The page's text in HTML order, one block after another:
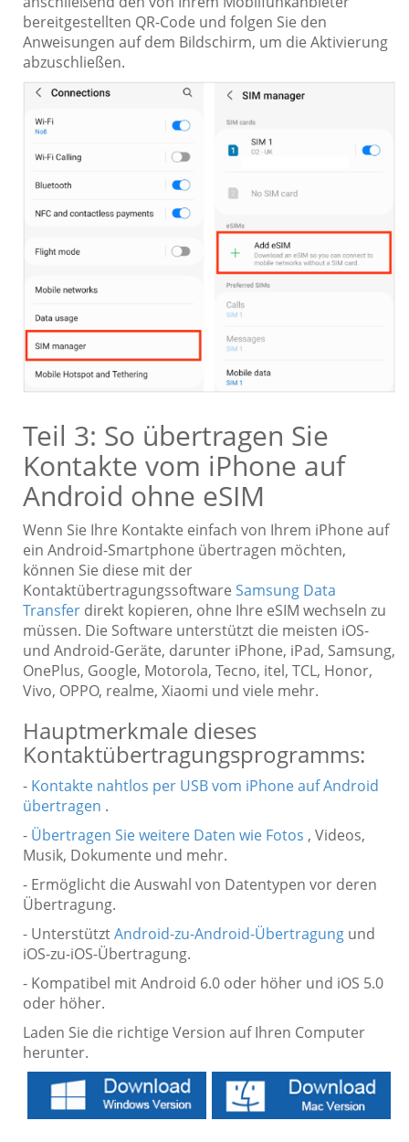
bereitgestellten QR-Code und folgen Sie den
Anweisungen auf dem Bildschirm, um die Aktivierung
abzuschließen.
Teil 3: So übertragen Sie
Kontakte vom iPhone auf
Android ohne eSIM
Wenn Sie Ihre Kontakte einfach von Ihrem iPhone auf
ein Android-Smartphone übertragen möchten,
können Sie diese mit der
Kontaktübertragungssoftware Samsung Data
Transfer direkt kopieren, ohne Ihre eSIM wechseln zu
müssen. Die Software unterstützt die meisten iOS-
und Android-Geräte, darunter iPhone, iPad, Samsung,
OnePlus, Google, Motorola, Tecno, itel, TCL, Honor,
Vivo, OPPO, realme, Xiaomi und viele mehr.
Hauptmerkmale dieses
Kontaktübertragungsprogramms:
- Kontakte nahtlos per USB vom iPhone auf Android
übertragen .
- Übertragen Sie weitere Daten wie Fotos , Videos,
Musik, Dokumente und mehr.
- Ermöglicht die Auswahl von Datentypen vor deren
Übertragung.
- UnterstütztAndroid-zu-Android-Übertragung und
iOS-zu-iOS-Übertragung.
- Kompatibel mit Android 6.0 oder höher und iOS 5.0
oder höher.
Laden Sie die richtige Version auf Ihren Computer
herunter.